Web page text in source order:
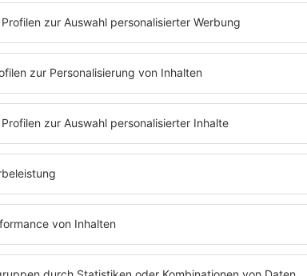
war die Steuerfrau bereits rechtskräftig verurteilt
zu einer Geldstrafe von 90 Tagessätzen
Gefährdung des Schiffsverkehrs schuldig. Dieses
zur Tatzeit mindestens 1,13 Promille.
nicht rechtskräftig.
vorbehalten